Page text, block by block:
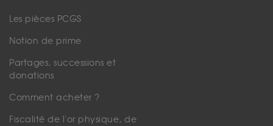
Les pièces PCGS
Notion de prime
Partages, successions et
donations
Comment acheter ?
Fiscalité de l'or physique, de